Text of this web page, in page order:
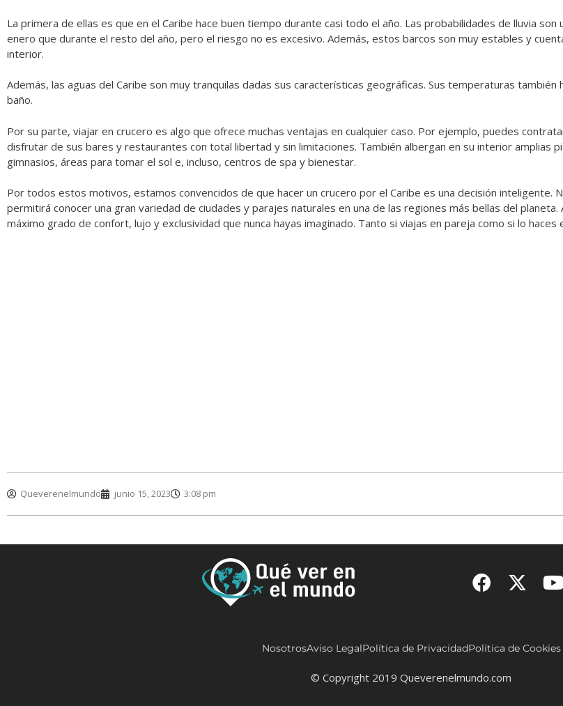
La primera de ellas es que en el Caribe hace buen tiempo durante casi todo el año. Las probabilidades de lluvia
enero que durante el resto del año, pero el riesgo no es excesivo. Además, estos barcos son muy estables y
interior.
Además, las aguas del Caribe son muy tranquilas dadas sus características geográficas. Sus temperaturas también
baño.
Por su parte, viajar en crucero es algo que ofrece muchas ventajas en cualquier caso. Por ejemplo, puedes
disfrutar de sus bares y restaurantes con total libertad y sin limitaciones. También albergan en su interior amplias
gimnasios, áreas para tomar el sol e, incluso, centros de spa y bienestar.
Por todos estos motivos, estamos convencidos de que hacer un crucero por el Caribe es una decisión inteligente.
permitirá conocer una gran variedad de ciudades y parajes naturales en una de las regiones más bellas del
máximo grado de confort, lujo y exclusividad que nunca hayas imaginado. Tanto si viajas en pareja como si lo haces
Queverenelmundo junio 15, 2023 3:08 pm
NosotrosAviso LegalPolítica de PrivacidadPolítica de Cookies
© Copyright 2019 Queverenelmundo.com